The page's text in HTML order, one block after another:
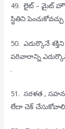
49. లైట్ – మైట్
స్థితిని పెంచుకోవచ్చు
50. ఎదుర్కొనే
పరివారాన్ని
.
51. సరళత ,
లేదా చెక్